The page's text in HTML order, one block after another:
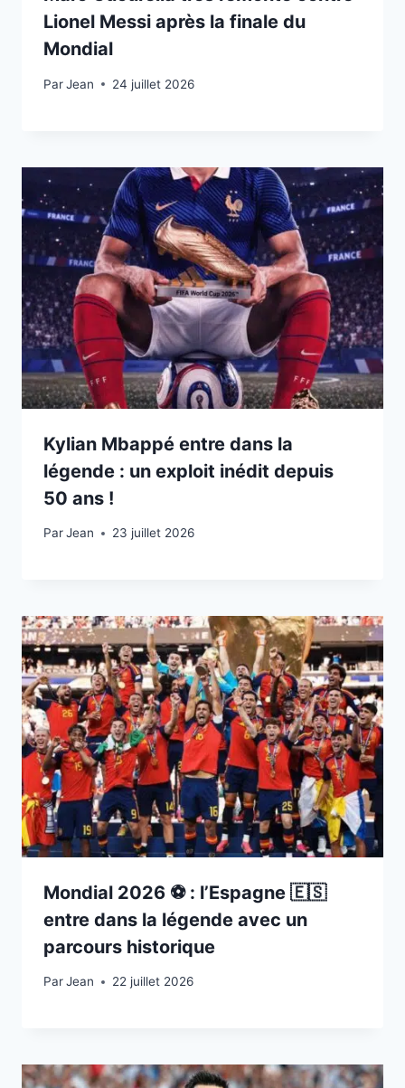
Lionel Messi après la finale du
Mondial
ParJean
24 juillet 202624 juillet 2026
Kylian Mbappé entre dans la
légende : un exploit inédit depuis
50 ans !
ParJean
23 juillet 202623 juillet 2026
Mondial 2026 ⚽️ : l’Espagne 🇪🇸
entre dans la légende avec un
parcours historique
ParJean
22 juillet 202622 juillet 2026